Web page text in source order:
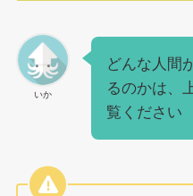
いか
どんな人間
るのかは、
覧ください